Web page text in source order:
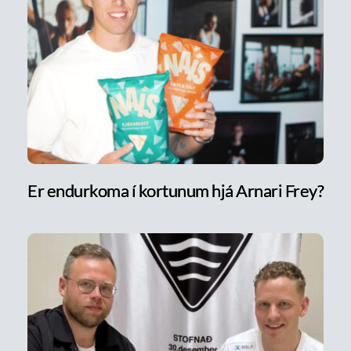
Er endurkoma í kortunum hjá Arnari Frey?